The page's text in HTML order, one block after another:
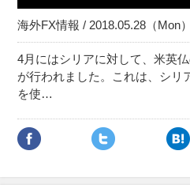
海外FX情報 / 2018.05.28（Mon
4月にはシリアに対して、米英
が行われました。これは、シリ
を使…